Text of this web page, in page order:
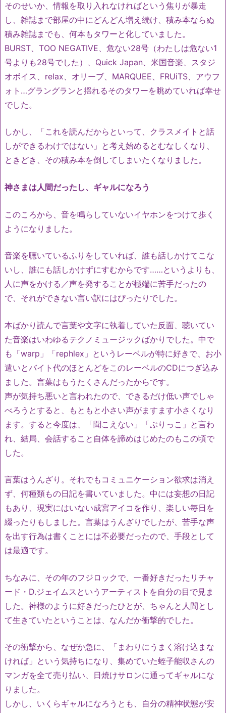
そのせいか、情報を取り入れなければという焦りが暴走
し、雑誌まで部屋の中にどんどん増え続け、積み本ならぬ
積み雑誌までも、何本もタワーと化していました。
BURST、TOO NEGATIVE、危ない28号（わたしは危ない1
号よりも28号でした）、Quick Japan、米国音楽、スタジ
オボイス、relax、オリーブ、MARQUEE、FRUiTS、アウフ
ォト…グラングランと揺れるそのタワーを眺めていれば幸せ
でした。
しかし、「これを読んだからといって、クラスメイトと話
しができるわけではない」と考え始めるとむなしくなり、
ときどき、その積み本を倒してしまいたくなりました。
神さまは人間だったし、ギャルになろう
このころから、音を鳴らしていないイヤホンをつけて歩く
ようになりました。
音楽を聴いているふりをしていれば、誰も話しかけてこな
いし、誰にも話しかけずにすむからです……というよりも、
人に声をかける／声を発することが極端に苦手だったの
で、それができない言い訳にはぴったりでした。
本ばかり読んで言葉や文字に執着していた反面、聴いてい
た音楽はいわゆるテクノミュージックばかりでした。中で
も「warp」「rephlex」というレーベルが特に好きで、お小
遣いとバイト代のほとんどをこのレーベルのCDにつぎ込み
ました。言葉はもうたくさんだったからです。
声が気持ち悪いと言われたので、できるだけ低い声でしゃ
べろうとすると、もともと小さい声がますます小さくなり
ます。すると今度は、「聞こえない」「ぶりっこ」と言わ
れ、結局、会話すること自体を諦めはじめたのもこの頃で
した。
言葉はうんざり。それでもコミュニケーション欲求は消え
ず、何種類もの日記を書いていました。中には妄想の日記
もあり、現実にはいない成宮アイコを作り、楽しい毎日を
綴ったりもしました。言葉はうんざりでしたが、苦手な声
を出す行為は書くことには不必要だったので、手段として
は最適です。
ちなみに、その年のフジロックで、一番好きだったリチャ
ード・D.ジェイムスというアーティストを自分の目で見ま
した。神様のように好きだったひとが、ちゃんと人間とし
て生きていたということは、なんだか衝撃的でした。
その衝撃から、なぜか急に、「まわりにうまく溶け込まな
ければ」という気持ちになり、集めていた蛭子能収さんの
マンガを全て売り払い、日焼けサロンに通ってギャルにな
りました。
しかし、いくらギャルになろうとも、自分の精神状態が安